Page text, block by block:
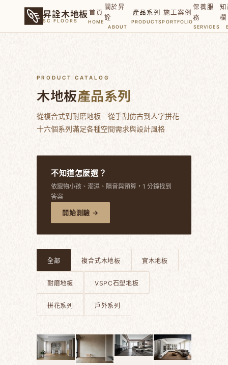
昇詮木地板
SC FLOORS
首頁
HOME
關於昇
詮
ABOUT
產品系列
PRODUCTS
施工案例
PORTFOLIO
保養服
務
SERVICES
欄
PRODUCT CATALOG
木地板產品系列
從複合式到耐磨地板 從手刮仿古到人字拼花
十六個系列滿足各種空間需求與設計風格
不知道怎麼選？
依寵物小孩、潮濕、隔音與預算，1 分鐘找到
答案
開始測驗 →
全部 複合式木地板 實木地板
耐磨地板 VSPC石塑地板
拼花系列 戶外系列